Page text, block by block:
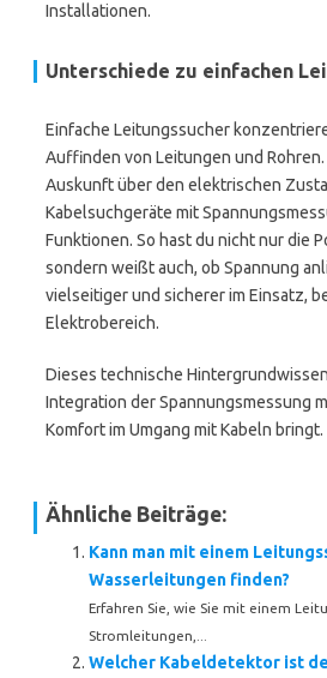
Installationen.
Unterschiede zu einfachen
Einfache Leitungssucher
Auffinden von Leitungen und
Auskunft über den elektrischen
Kabelsuchgeräte mit
Funktionen. So hast du nicht nur die
sondern weißt auch, ob Spannung
vielseitiger und sicherer im Einsatz,
Elektrobereich.
Dieses technische
Integration der Spannungsmessung
Komfort im Umgang mit Kabeln bringt.
Ähnliche Beiträge:
Kann man mit einem
Wasserleitungen finden?
Erfahren Sie, wie Sie mit einem
Stromleitungen,...
Welcher Kabeldetektor ist